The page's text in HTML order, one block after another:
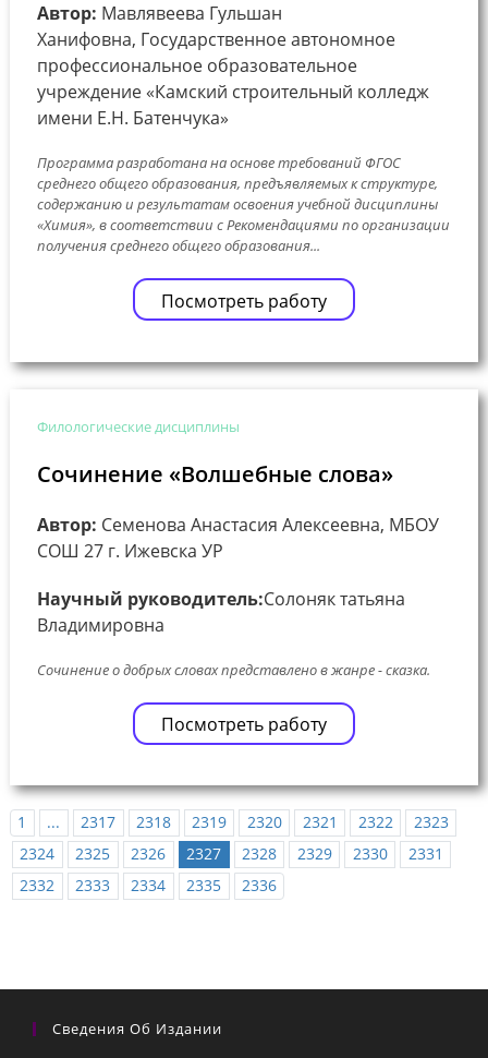
Автор: Мавлявеева Гульшан
Ханифовна, Государственное автономное
профессиональное образовательное
учреждение «Камский строительный колледж
имени Е.Н. Батенчука»
Программа разработана на основе требований ФГОС
среднего общего образования, предъявляемых к структуре,
содержанию и результатам освоения учебной дисциплины
«Химия», в соответствии с Рекомендациями по организации
получения среднего общего образования...
Посмотреть работу
Филологические дисциплины
Сочинение «Волшебные слова»
Автор: Семенова Анастасия Алексеевна, МБОУ
СОШ 27 г. Ижевска УР
Научный руководитель:Солоняк татьяна
Владимировна
Сочинение о добрых словах представлено в жанре - сказка.
Посмотреть работу
1 ... 2317 2318 2319 2320 2321 2322
2323
2324
2325 2326 2327 2328 2329 2330
2331
2332
2333 2334 2335 2336
Сведения Об Издании